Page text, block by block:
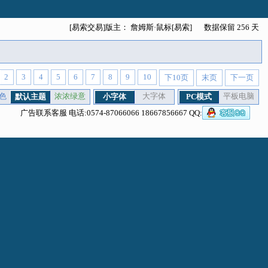
[易索交易]版主： 詹姆斯·鼠标[易索] 数据保留 256 天
2 3 4 5 6 7 8 9 10 下10页 末页 下一页
PC模式 平板电脑
小字体 大字体
默认主题
浓浓绿意
广告联系客服 电话:0574-87066066 18667856667 QQ: